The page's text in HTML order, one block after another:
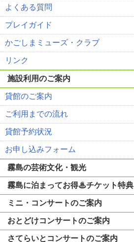
よくある質問
プレイガイド
かごしまミューズ・クラブ
リンク
施設利用のご案内
貸館のご案内
ご利用までの流れ
貸館予約状況
お申し込みフォーム
霧島の芸術文化・観光
霧島に泊まってお得♨チケット特典
ミニ・コンサートのご案内
おとどけコンサートのご案内
さてらいとコンサートのご案内